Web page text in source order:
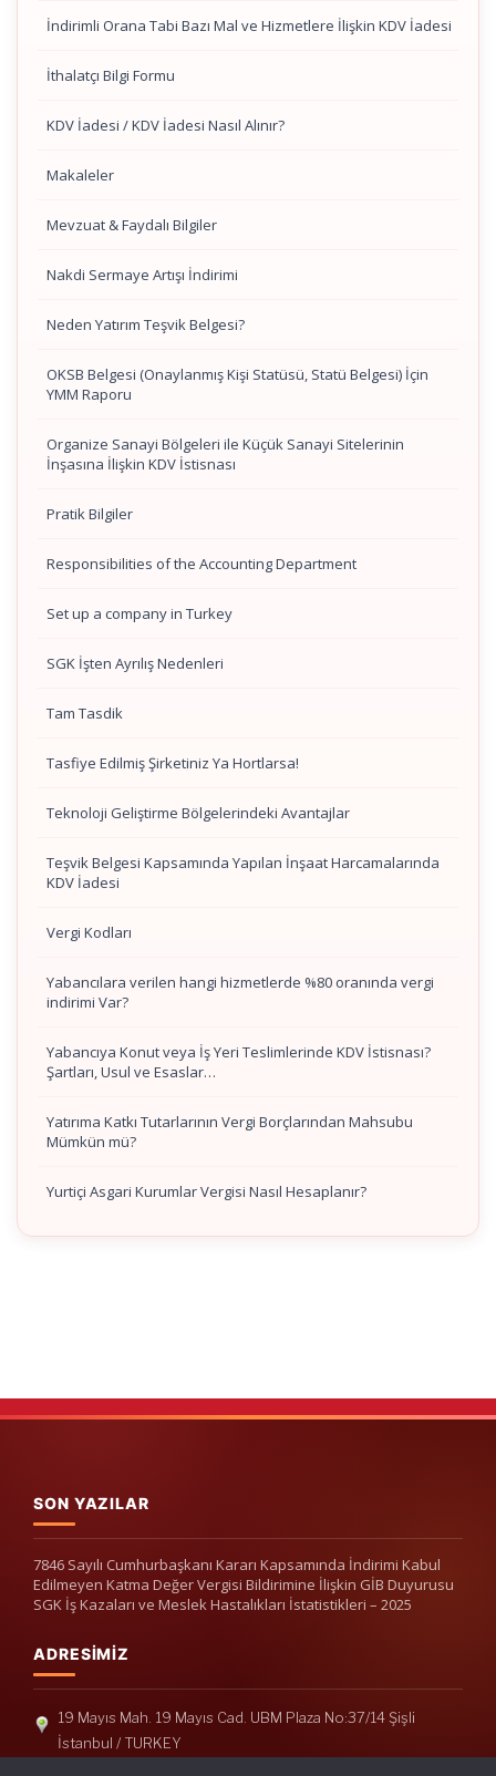
İndirimli Orana Tabi Bazı Mal ve Hizmetlere İlişkin KDV İadesi
İthalatçı Bilgi Formu
KDV İadesi / KDV İadesi Nasıl Alınır?
Makaleler
Mevzuat & Faydalı Bilgiler
Nakdi Sermaye Artışı İndirimi
Neden Yatırım Teşvik Belgesi?
OKSB Belgesi (Onaylanmış Kişi Statüsü, Statü Belgesi) İçin
YMM Raporu
Organize Sanayi Bölgeleri ile Küçük Sanayi Sitelerinin
İnşasına İlişkin KDV İstisnası
Pratik Bilgiler
Responsibilities of the Accounting Department
Set up a company in Turkey
SGK İşten Ayrılış Nedenleri
Tam Tasdik
Tasfiye Edilmiş Şirketiniz Ya Hortlarsa!
Teknoloji Geliştirme Bölgelerindeki Avantajlar
Teşvik Belgesi Kapsamında Yapılan İnşaat Harcamalarında
KDV İadesi
Vergi Kodları
Yabancılara verilen hangi hizmetlerde %80 oranında vergi
indirimi Var?
Yabancıya Konut veya İş Yeri Teslimlerinde KDV İstisnası?
Şartları, Usul ve Esaslar…
Yatırıma Katkı Tutarlarının Vergi Borçlarından Mahsubu
Mümkün mü?
Yurtiçi Asgari Kurumlar Vergisi Nasıl Hesaplanır?
SON YAZILAR
7846 Sayılı Cumhurbaşkanı Kararı Kapsamında İndirimi Kabul
Edilmeyen Katma Değer Vergisi Bildirimine İlişkin GİB Duyurusu
SGK İş Kazaları ve Meslek Hastalıkları İstatistikleri – 2025
ADRESIMIZ
19 Mayıs Mah. 19 Mayıs Cad. UBM Plaza No:37/14 Şişli
İstanbul / TURKEY